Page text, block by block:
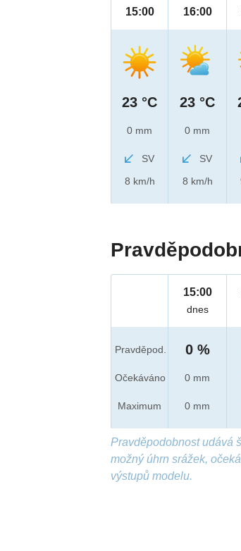
15:00
23 °C
0 mm
SV
8 km/h
16:00
23 °C
0 mm
SV
8 km/h
Pravděpod.
Očekáváno
Maximum
15:00
dnes
0 %
0 mm
0 mm
Pravděpodobnost udává
možný úhrn srážek,
výstupů modelu.